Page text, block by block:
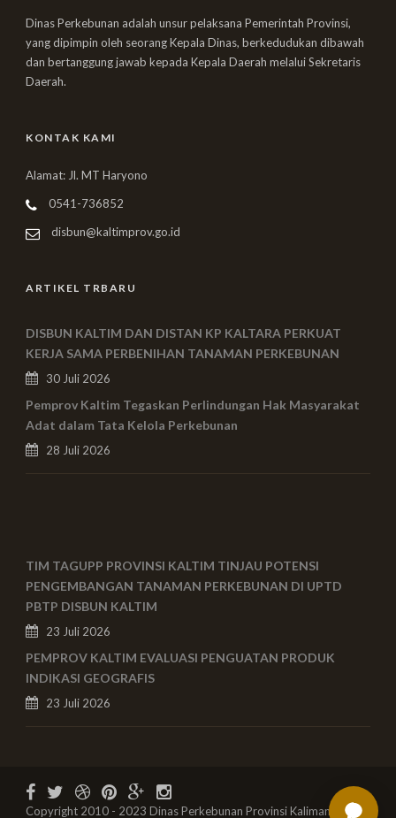
Dinas Perkebunan adalah unsur pelaksana Pemerintah Provinsi,
yang dipimpin oleh seorang Kepala Dinas, berkedudukan dibawah
dan bertanggung jawab kepada Kepala Daerah melalui Sekretaris
Daerah.
KONTAK KAMI
Alamat: Jl. MT Haryono
0541-736852
disbun@kaltimprov.go.id
ARTIKEL TRBARU
DISBUN KALTIM DAN DISTAN KP KALTARA PERKUAT
KERJA SAMA PERBENIHAN TANAMAN PERKEBUNAN
30 Juli 2026
Pemprov Kaltim Tegaskan Perlindungan Hak Masyarakat
Adat dalam Tata Kelola Perkebunan
28 Juli 2026
TIM TAGUPP PROVINSI KALTIM TINJAU POTENSI
PENGEMBANGAN TANAMAN PERKEBUNAN DI UPTD
PBTP DISBUN KALTIM
23 Juli 2026
PEMPROV KALTIM EVALUASI PENGUATAN PRODUK
INDIKASI GEOGRAFIS
23 Juli 2026
Copyright 2010 - 2023 Dinas Perkebunan Provinsi Kalimantan